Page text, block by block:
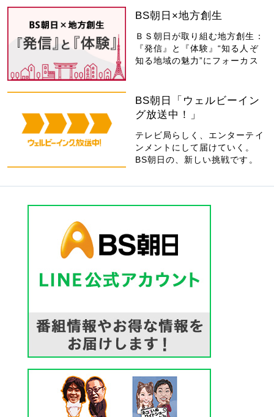
BS朝日×地方創生
ＢＳ朝日が取り組む地方創生：
『発信』と『体験』“知る人ぞ
知る地域の魅力”にフォーカス
BS朝日「ウェルビーイン
グ放送中！」
テレビ局らしく、エンターテイ
ンメントにして届けていく。
BS朝日の、新しい挑戦です。